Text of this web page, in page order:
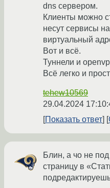
dns сервером.
Клиенты можно
несут сервисы
виртуальный
Вот и всё.
Туннели и
Всё легко и
tehew10569
29.04.2024
Показать ответ
Блин, а чо не
страницу в